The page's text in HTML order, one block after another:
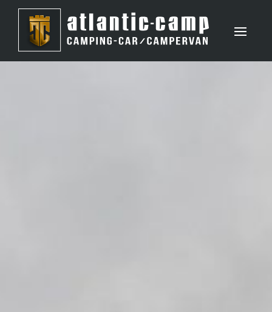
Panneau de gestion des cookies